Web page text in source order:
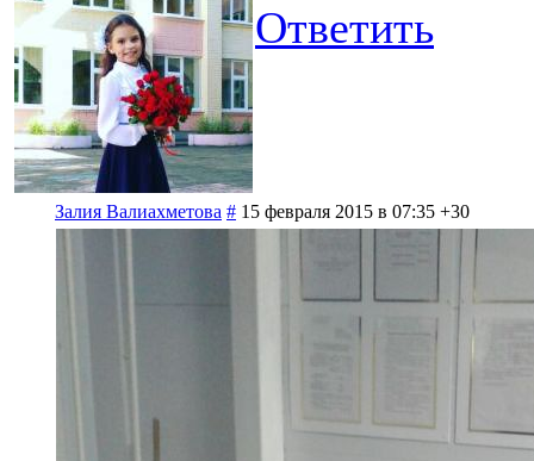
Ответить
Залия Валиахметова # 15 февраля 2015 в 07:35 +30